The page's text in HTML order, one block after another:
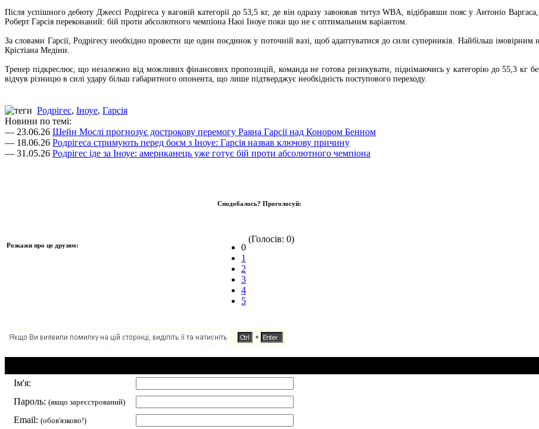
Після успішного дебюту Джессі Родрігеса у ваговій категорії до 53,5 кг, де він одразу завоював титул WBA, відібравши пояс у Антоніо
Роберт Гарсія переконаний: бій проти абсолютного чемпіона Наоі Іноуе поки що не є оптимальним варіантом.
За словами Гарсії, Родрігесу необхідно провести ще один поєдинок у поточній вазі, щоб адаптуватися до сили суперників. Найбільш
Крістіана Медіни.
Тренер підкреслює, що незалежно від можливих фінансових пропозицій, команда не готова ризикувати, піднімаючись у категорію до 55,3 кг
відчув різницю в силі удару більш габаритного опонента, що лише підтверджує необхідність поступового переходу.
Родрігес, Іноуе, Гарсія
Новини по темі:
— 23.06.26 Шейн Мослі прогнозує дострокову перемогу Раяна Гарсії над Конором Бенном
— 18.06.26 Родрігеса стримують перед боєм з Іноуе: Гарсія назвав ключову причину
— 31.05.26 Родрігес іде за Іноуе: американець уже готує бій проти абсолютного чемпіона
Розкажи про це друзям:
Сподобалось? Проголосуй:
0
1
2
3
4
5
(Голосів: 0)
Ім'я:
Пароль: (якщо зареєстрований)
Email: (обов'язково!)